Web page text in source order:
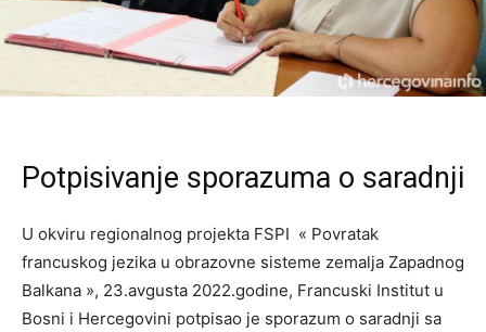
Potpisivanje sporazuma o saradnji
U okviru regionalnog projekta FSPI « Povratak
francuskog jezika u obrazovne sisteme zemalja Zapadnog
Balkana », 23.avgusta 2022.godine, Francuski Institut u
Bosni i Hercegovini potpisao je sporazum o saradnji sa